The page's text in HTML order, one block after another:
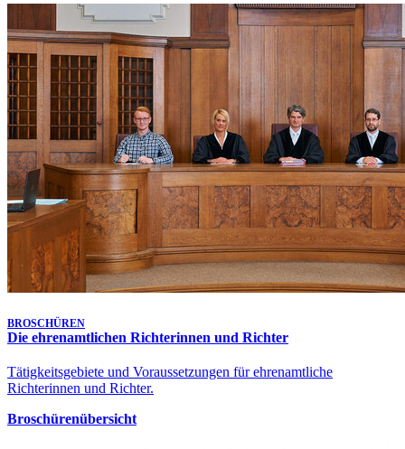
Klagen in bürgerlichen Rechtsstreitigkeiten - 23 Ca 4520/26
Heute, 09:15 Uhr
Gütetermin
Klagen in bürgerlichen Rechtsstreitigkeiten - 4 Ca 5269/26
Heute, 09:15 Uhr-
Aufgehoben!
Gütetermin
Klagen in bürgerlichen Rechtsstreitigkeiten - 5 Ca 5088/26
Heute, 09:15 Uhr
Gütetermin
Klagen in bürgerlichen Rechtsstreitigkeiten - 13 Ca 5321/26
Heute, 09:15 Uhr
Gütetermin
Klagen in bürgerlichen Rechtsstreitigkeiten - 23 Ca 4516/26
Heute, 09:30 Uhr
Kammertermin
Klagen in bürgerlichen Rechtsstreitigkeiten - 1 Ca 5939/25
Letzte Aktualisierung:
6. Aug. 2026, 17:25 Uhr
BROSCHÜREN
Die ehrenamtlichen Richterinnen und Richter
Tätigkeitsgebiete und Voraussetzungen für ehrenamtliche
Richterinnen und Richter.
Broschürenübersicht